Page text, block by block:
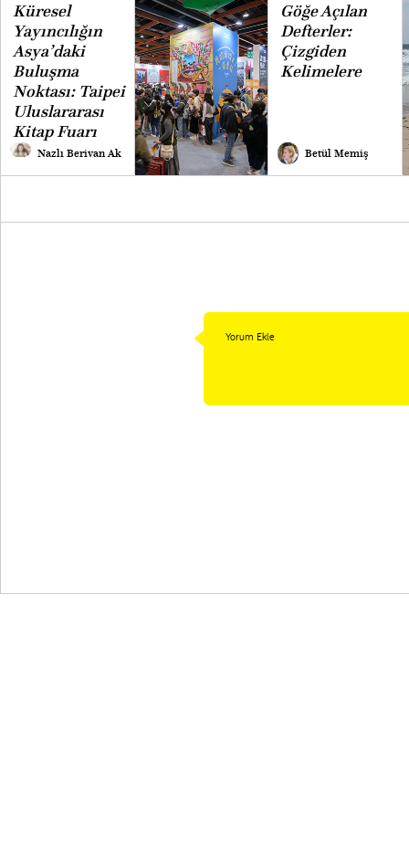
Küresel
Yayıncılığın
Asya’daki
Buluşma
Noktası: Taipei
Uluslararası
Kitap Fuarı
Nazlı Berivan Ak
Göğe Açılan
Defterler:
Çizgiden
Kelimelere
Betül Memiş